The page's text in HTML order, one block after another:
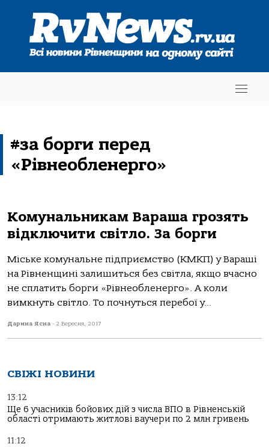
#за борги перед
«Рівнеобленерго»
Комунальникам Вараша грозять
відключити світло. За борги
Міське комунальне підприємство (КМКП) у Вараші
на Рівненщині залишиться без світла, якщо вчасно
не сплатить борги «Рівнеобленерго». А коли
вимкнуть світло. То почнуться перебої у...
Дарина Ясна - 2 Вересня, 2017
СВІЖІ НОВИНИ
13:12
Ще 6 учасників бойових дій з числа ВПО в Рівненській
області отримають житлові ваучери по 2 млн гривень
11:12